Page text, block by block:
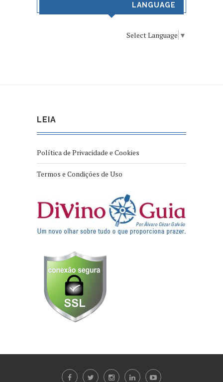
LANGUAGE
Select Language ▼
LEIA
Política de Privacidade e Cookies
Termos e Condições de Uso